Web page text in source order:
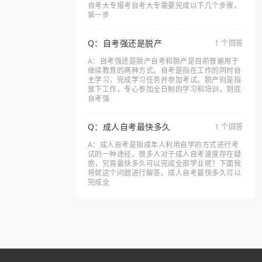
自考大专报考自考大专需要完成以下几个步骤。
第一步
Q：自考强还是脱产
1 个回答
A：自考强还是脱产自考和脱产是目前普遍用于
继续教育的两种方式。自考是指在工作的同时自
主学习，完成学习任务并参加考试。脱产则是指
放下工作，专心参加全日制的学习和培训。到底
自考强
Q：成人自考最快多久
1 个回答
A：成人自考是指成年人利用自学的方式进行考
试的一种途径。很多人对于成人自考速度存在疑
惑，究竟最快多久可以完成全部学业呢？下面我
将就这个问题进行解答。成人自考最快多久可以
完成全